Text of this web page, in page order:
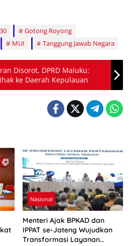
Gotong Royong
MUI Tanggung Jawab Negara
Disorot, DPRD Maluku:
ke Daerah Kepulauan
Nasional
Menteri Ajak BPKAD dan
IPPAT se-Jateng Wujudkan
Transformasi Layanan